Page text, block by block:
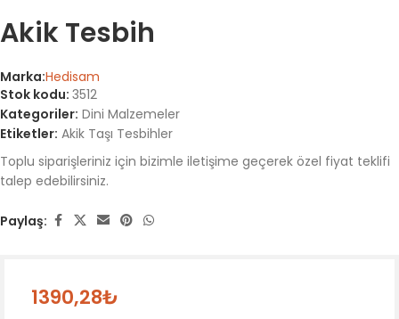
Akik Tesbih
Marka:Hedisam
Stok kodu: 3512
Kategoriler: Dini Malzemeler
Etiketler: Akik Taşı Tesbihler
Toplu siparişleriniz için bizimle iletişime geçerek özel fiyat teklifi
talep edebilirsiniz.
Paylaş:
1390,28₺